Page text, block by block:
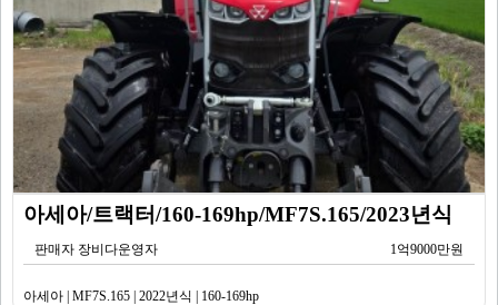
아세아/트랙터/160-169hp/MF7S.165/2023년식
판매자 장비다운영자 1억9000만원
아세아 | MF7S.165 | 2022년식 | 160-169hp